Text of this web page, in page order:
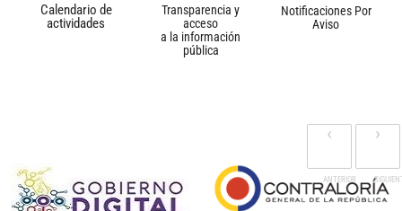
Calendario de
actividades
Transparencia y
acceso
a la información
pública
Notificaciones Por
Aviso
‹ ›